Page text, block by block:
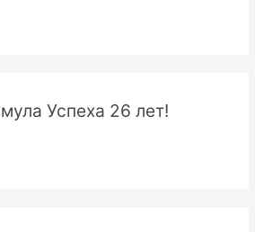
Успеха 26 лет!